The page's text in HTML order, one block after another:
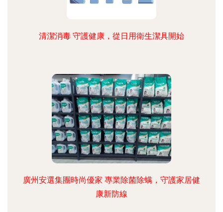
清潔消毒 守護健康，從日用衛生潔具開始
廣州安選集團時尚優家 專業除菌除螨，守護家居健
康新防線